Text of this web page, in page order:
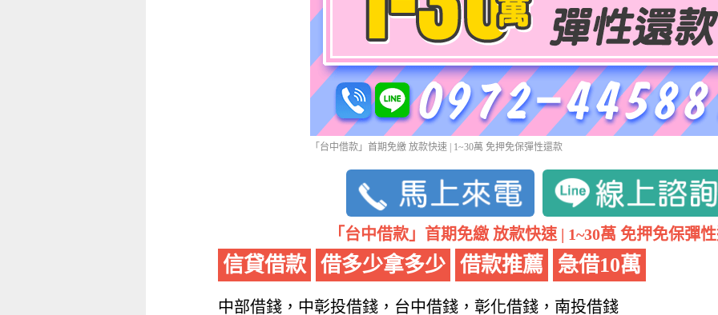
「台中借款」首期免繳 放款快速 | 1~30萬 免押免保彈性還款
「台中借款」首期免繳 放款快速 | 1~30萬 免押免保彈
信貸借款 借多少拿多少 借款推薦 急借10萬
中部借錢，中彰投借錢，台中借錢，彰化借錢，南投借錢